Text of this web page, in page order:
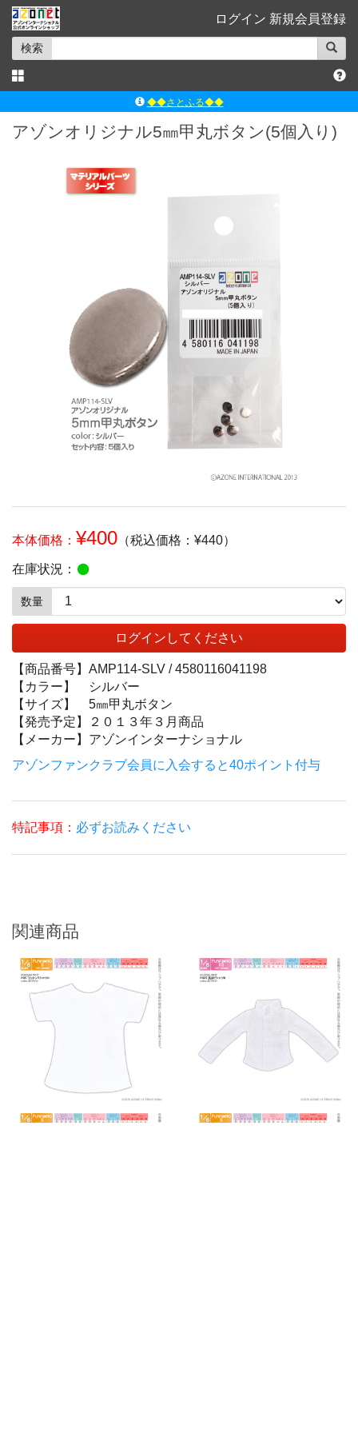
ログイン 新規会員登録
検索
◆◆さとふる◆◆
ｱｿﾞﾝﾚｰﾍﾞﾙｼｮｯﾌﾟ楽天市場店
よくあるご質問（Q&A）
アゾンオリジナル5㎜甲丸ボタン(5個入り)
本体価格： ¥400 （税込価格：¥440）
在庫状況：
数量
ログインしてください
【商品番号】 AMP114-SLV /4580116041198
【カラー】
シルバー
【サイズ】
5㎜甲丸ボタン
【発売予定】
２０１３年３月商品
【メーカー】 アゾンインターナショナル
アゾンファンクラブ会員に入会すると40ポイント付与
特記事項： 必ずお読みください
関連商品